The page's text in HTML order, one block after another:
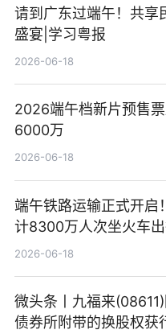
请到广东过端午！共享
盛宴|学习粤报
2026-06-18
2026端午档新片预售
6000万
2026-06-18
端午铁路运输正式开启
计8300万人次坐火车
2026-06-18
微头条丨九福来
债券所附带的换股权获